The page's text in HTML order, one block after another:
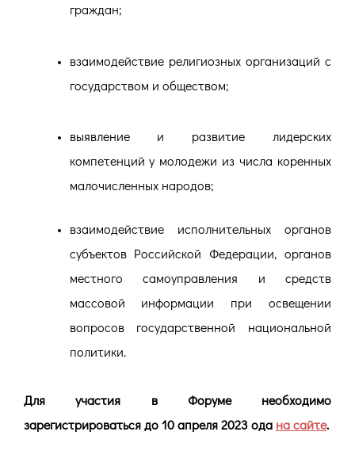
граждан;
взаимодействие религиозных организаций с
государством и обществом;
выявление и развитие лидерских
компетенций у молодежи из числа коренных
малочисленных народов;
взаимодействие исполнительных органов
субъектов Российской Федерации, органов
местного самоуправления и средств
массовой информации при освещении
вопросов государственной национальной
политики.
Для участия в Форуме необходимо
зарегистрироваться до 10 апреля 2023 ода на сайте.